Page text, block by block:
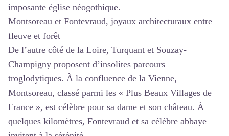
imposante église néogothique.
Montsoreau et Fontevraud, joyaux architecturaux entre
fleuve et forêt
De l’autre côté de la Loire, Turquant et Souzay-
Champigny proposent d’insolites parcours
troglodytiques. À la confluence de la Vienne,
Montsoreau, classé parmi les « Plus Beaux Villages de
France », est célèbre pour sa dame et son château. À
quelques kilomètres, Fontevraud et sa célèbre abbaye